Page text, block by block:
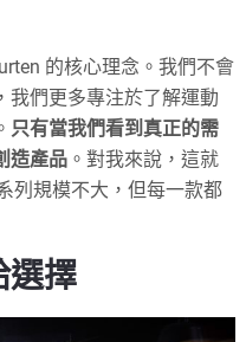
的核心理念。我們不會
我們更多專注於了解運動
只有當我們看到真正的需
造產品 。對我來說，這就
列規模不大，但每一款都
選擇